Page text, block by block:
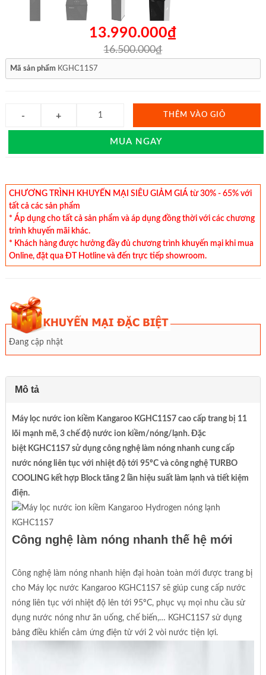
13.990.000₫
16.500.000₫
Mã sản phẩm KGHC11S7
THÊM VÀO GIỎ
MUA NGAY
CHƯƠNG TRÌNH KHUYẾN MẠI SIÊU GIẢM GIÁ từ 30% - 65% với
tất cả các sản phẩm
* Áp dụng cho tất cả sản phẩm và áp dụng đồng thời với các chương
trình khuyến mãi khác.
* Khách hàng được hưởng đầy đủ chương trình khuyến mại khi mua
Online, đặt qua ĐT Hotline và đến trực tiếp showroom.
Đang cập nhật
Mô tả
Máy lọc nước ion kiềm Kangaroo KGHC11S7 cao cấp trang bị 11
lõi mạnh mẽ, 3 chế độ nước ion kiềm/nóng/lạnh. Đặc
biệt KGHC11S7 sử dụng công nghệ làm nóng nhanh cung cấp
nước nóng liên tục với nhiệt độ tới 95ºC và công nghệ TURBO
COOLING kết hợp Block tăng 2 lần hiệu suất làm lạnh và tiết kiệm
điện.
Công nghệ làm nóng nhanh thế hệ mới
Công nghệ làm nóng nhanh hiện đại hoàn toàn mới được trang bị
cho Máy lọc nước Kangaroo KGHC11S7 sẽ giúp cung cấp nước
nóng liên tục với nhiệt độ lên tới 95ºC, phục vụ mọi nhu cầu sử
dụng nước nóng như ăn uống, chế biến,… KGHC11S7 sử dụng
bảng điều khiển cảm ứng điện tử với 2 vòi nước tiện lợi.